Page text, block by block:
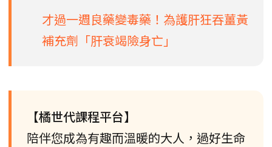
才過一週良藥變毒藥！為護肝狂吞薑黃
補充劑「肝衰竭險身亡」
【橘世代課程平台】
陪伴您成為有趣而溫暖的大人，過好生命